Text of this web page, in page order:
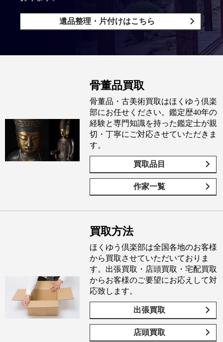
遺品整理・片付けはこちら
骨董品買取
骨董品・古美術買取はほくゆう倶楽
部にお任せください。鑑定歴40年の
経験と専門知識を持った鑑定士が親
切・丁寧にご対応させていただきま
す。
買取品目
作家一覧
買取方法
ほくゆう倶楽部は全国各地のお客様
から買取させていただいておりま
す。出張買取・店頭買取・宅配買取
からお客様のご要望にお応えして対
応致します。
出張買取
店頭買取